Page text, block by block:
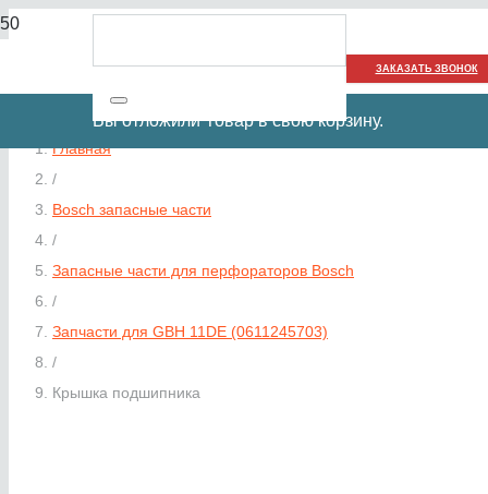
ЗАКАЗАТЬ ЗВОНОК
Вы отложилиТоварв свою корзину.
Главная
/
Bosch запасные части
/
Запасные части для перфораторов Bosch
/
Запчасти для GBH 11DE (0611245703)
/
Крышка подшипника